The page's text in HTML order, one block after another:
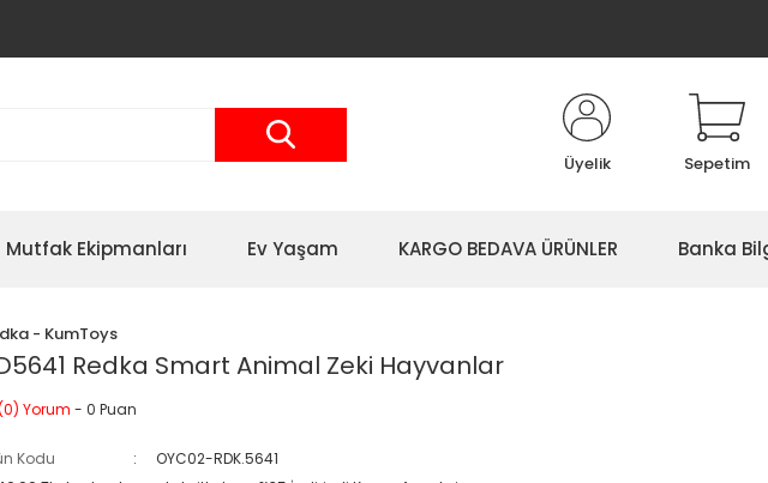
Üyelik Sepetim
Mutfak Ekipmanları Ev Yaşam KARGO BEDAVA ÜRÜNLER Banka
- KumToys
Redka Smart Animal Zeki Hayvanlar
Yorum - 0 Puan
Kodu
OYC02-RDK.5641